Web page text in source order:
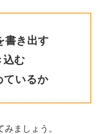
書き出す
込む
ているか
ましょう。